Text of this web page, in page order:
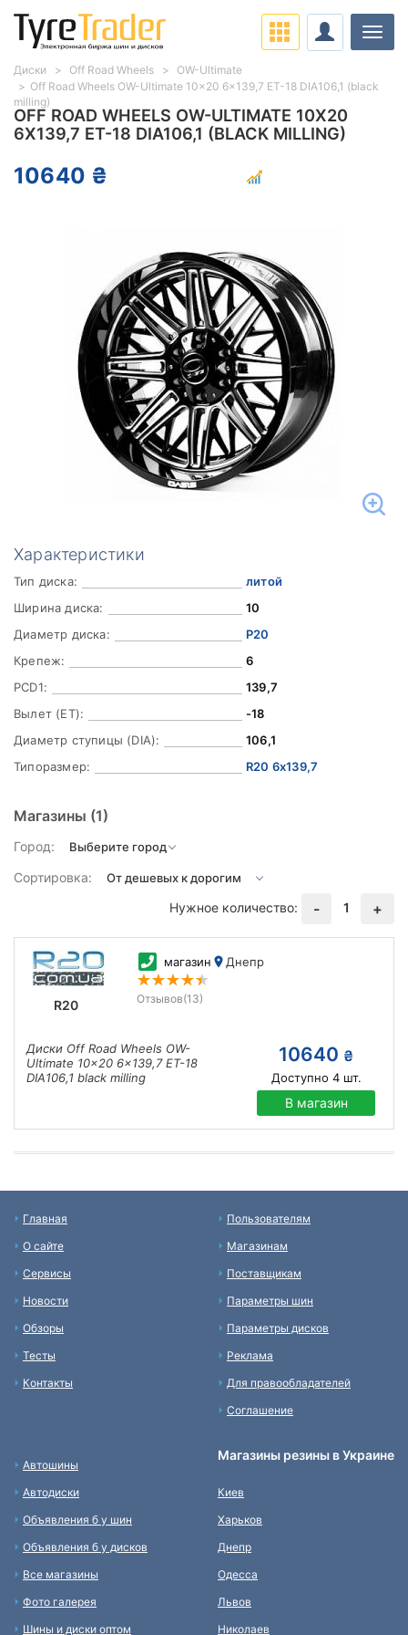
OFF ROAD WHEELS OW-ULTIMATE 10X20
6X139,7 ET-18 DIA106,1 (BLACK MILLING)
10640 ₴
Характеристики
Тип диска:
литой
Ширина диска:
10
Диаметр диска:
Р20
Крепеж:
6
PCD1:
139,7
Вылет (ET):
-18
Диаметр ступицы (DIA):
106,1
Типоразмер:
R20 6x139,7
Магазины (1)
Город:
Сортировка:
Нужное количество:
- 1 +
R20
магазин Днепр
Отзывов(13)
Диски Off Road Wheels OW-
Ultimate 10x20 6x139,7 ET-18
DIA106,1 black milling
10640 ₴
Доступно 4шт.
В магазин
Диски Off Road Wheels
OW-Ultimate
Off Road Wheels OW-Ultimate 10x20 6x139,7 ET-18 DIA106,1 (black
milling)
Главная
О сайте
Сервисы
Новости
Обзоры
Тесты
Контакты
Пользователям
Магазинам
Поставщикам
Параметры шин
Параметры дисков
Реклама
Для правообладателей
Соглашение
Автошины
Автодиски
Объявления б у шин
Объявления б у дисков
Все магазины
Фото галерея
Шины и диски оптом
Магазины резины в Украине
Киев
Харьков
Днепр
Одесса
Львов
Николаев